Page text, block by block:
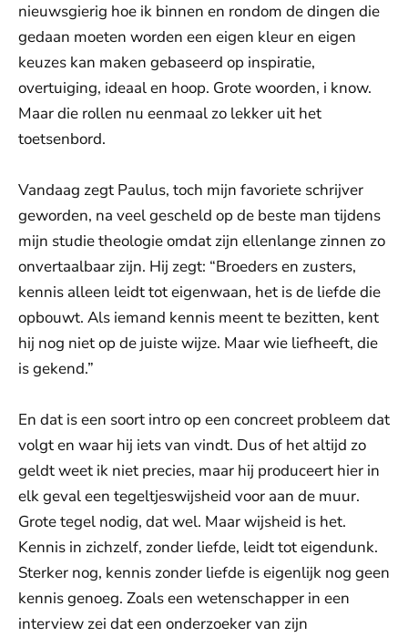
nieuwsgierig hoe ik binnen en rondom de dingen die
gedaan moeten worden een eigen kleur en eigen
keuzes kan maken gebaseerd op inspiratie,
overtuiging, ideaal en hoop. Grote woorden, i know.
Maar die rollen nu eenmaal zo lekker uit het
toetsenbord.
Vandaag zegt Paulus, toch mijn favoriete schrijver
geworden, na veel gescheld op de beste man tijdens
mijn studie theologie omdat zijn ellenlange zinnen zo
onvertaalbaar zijn. Hij zegt: “Broeders en zusters,
kennis alleen leidt tot eigen­waan, het is de liefde die
opbouwt. Als iemand kennis meent te bezitten, kent
hij nog niet op de juiste wijze. Maar wie liefheeft, die
is gekend.”
En dat is een soort intro op een concreet probleem dat
volgt en waar hij iets van vindt. Dus of het altijd zo
geldt weet ik niet precies, maar hij produceert hier in
elk geval een tegeltjeswijsheid voor aan de muur.
Grote tegel nodig, dat wel. Maar wijsheid is het.
Kennis in zichzelf, zonder liefde, leidt tot eigendunk.
Sterker nog, kennis zonder liefde is eigenlijk nog geen
kennis genoeg. Zoals een wetenschapper in een
interview zei dat een onderzoeker van zijn